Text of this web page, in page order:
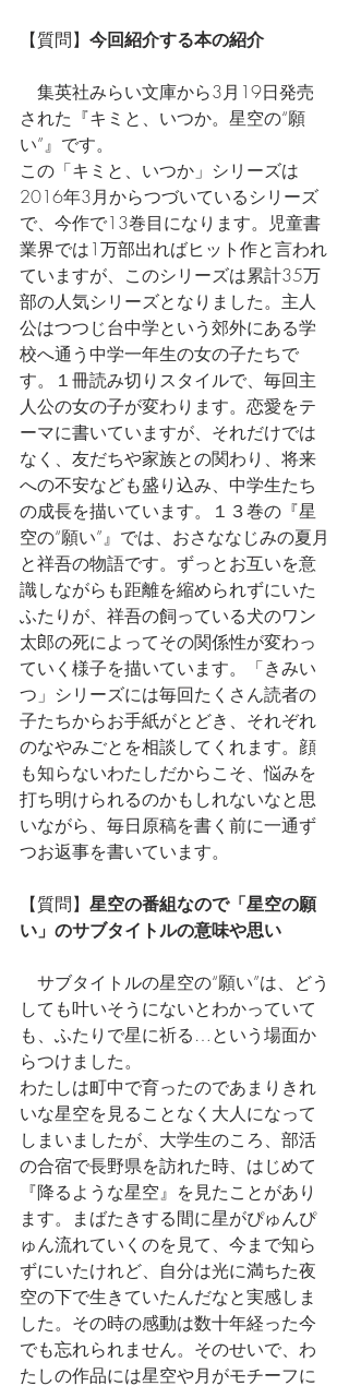
【質問】 今回紹介する本の紹介
集英社みらい文庫から3月19日発売
された『キミと、いつか。星空の“願
い”』です。
この「キミと、いつか」シリーズは
2016年3月からつづいているシリーズ
で、今作で13巻目になります。児童書
業界では1万部出ればヒット作と言われ
ていますが、このシリーズは累計35万
部の人気シリーズとなりました。主人
公はつつじ台中学という郊外にある学
校へ通う中学一年生の女の子たちで
す。１冊読み切りスタイルで、毎回主
人公の女の子が変わります。恋愛をテ
ーマに書いていますが、それだけでは
なく、友だちや家族との関わり、将来
への不安なども盛り込み、中学生たち
の成長を描いています。１３巻の『星
空の“願い”』では、おさななじみの夏月
と祥吾の物語です。ずっとお互いを意
識しながらも距離を縮められずにいた
ふたりが、祥吾の飼っている犬のワン
太郎の死によってその関係性が変わっ
ていく様子を描いています。「きみい
つ」シリーズには毎回たくさん読者の
子たちからお手紙がとどき、それぞれ
のなやみごとを相談してくれます。顔
も知らないわたしだからこそ、悩みを
打ち明けられるのかもしれないなと思
いながら、毎日原稿を書く前に一通ず
つお返事を書いています。
【質問】 星空の番組なので「星空の願
い」のサブタイトルの意味や思い
サブタイトルの星空の“願い”は、どう
しても叶いそうにないとわかっていて
も、ふたりで星に祈る…という場面か
らつけました。
わたしは町中で育ったのであまりきれ
いな星空を見ることなく大人になって
しまいましたが、大学生のころ、部活
の合宿で長野県を訪れた時、はじめて
『降るような星空』を見たことがあり
ます。まばたきする間に星がぴゅんぴ
ゅん流れていくのを見て、今まで知ら
ずにいたけれど、自分は光に満ちた夜
空の下で生きていたんだなと実感しま
した。その時の感動は数十年経った今
でも忘れられません。そのせいで、わ
たしの作品には星空や月がモチーフに